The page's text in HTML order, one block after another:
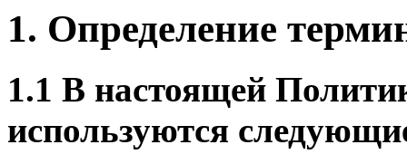
1. Определение
1.1 В настоящей
используются